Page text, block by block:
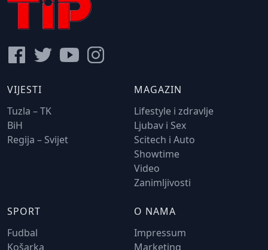
VIJESTI
Tuzla – TK
BiH
Regija – Svijet
MAGAZIN
Lifestyle i zdravlje
Ljubav i Sex
Scitech i Auto
Showtime
Video
Zanimljivosti
SPORT
Fudbal
Košarka
O NAMA
Impressum
Marketing